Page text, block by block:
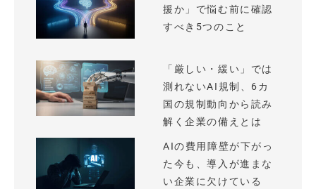
援か」で悩む前に確認
すべき5つのこと
「厳しい・緩い」では
測れないAI規制、6カ
国の規制動向から読み
解く企業の備えとは
AIの費用障壁が下がっ
た今も、導入が進まな
い企業に欠けている